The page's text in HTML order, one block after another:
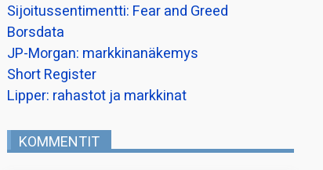
Sijoitussentimentti: Fear and Greed
Borsdata
JP-Morgan: markkinanäkemys
Short Register
Lipper: rahastot ja markkinat
KOMMENTIT